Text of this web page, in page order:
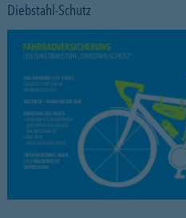
Diebstahl-Schutz